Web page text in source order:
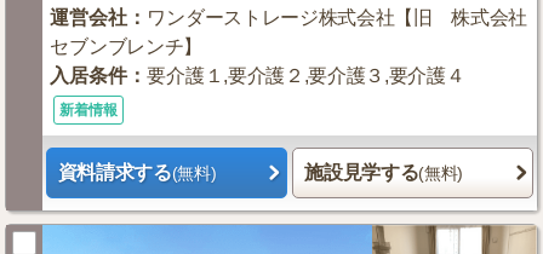
運営会社 ： ワンダーストレージ株式会社【旧 株式会社
セブンブレンチ】
入居条件：要介護１,要介護２,要介護３,要介護４
新着情報
資料請求する(無料) 施設見学する(無料)